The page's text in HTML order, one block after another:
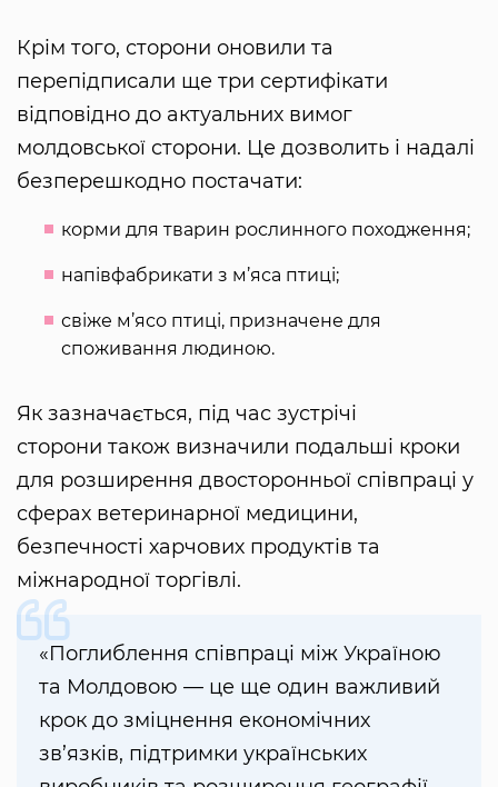
Крім того, сторони оновили та
перепідписали ще три сертифікати
відповідно до актуальних вимог
молдовської сторони. Це дозволить і надалі
безперешкодно постачати:
корми для тварин рослинного походження;
напівфабрикати з м’яса птиці;
свіже м’ясо птиці, призначене для
споживання людиною.
Як зазначається, під час зустрічі
сторони також визначили подальші кроки
для розширення двосторонньої співпраці у
сферах ветеринарної медицини,
безпечності харчових продуктів та
міжнародної торгівлі.
«Поглиблення співпраці між Україною
та Молдовою — це ще один важливий
крок до зміцнення економічних
зв’язків, підтримки українських